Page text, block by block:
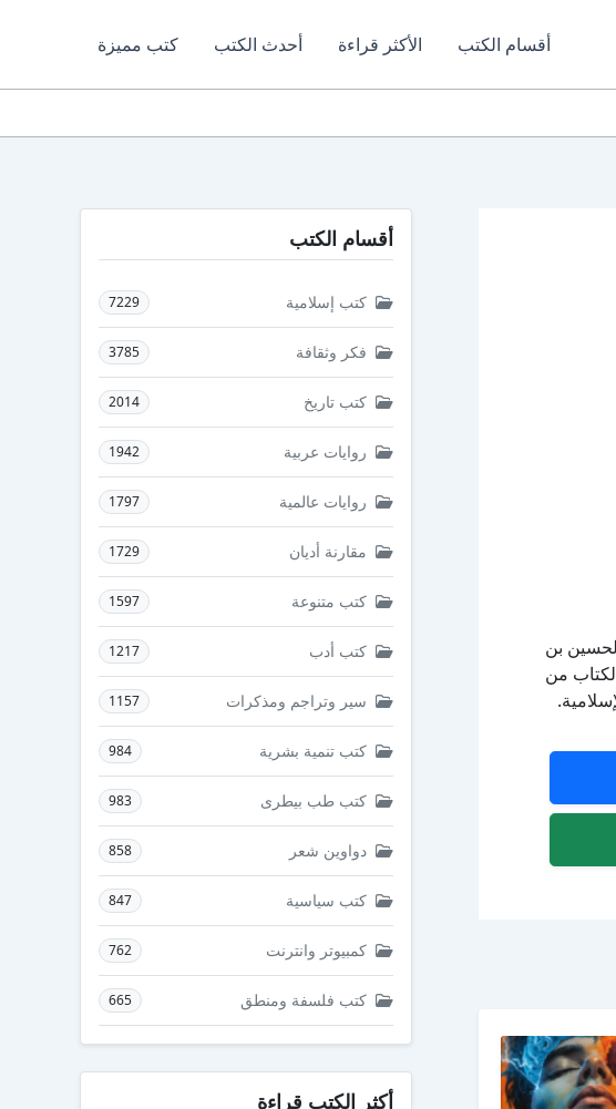
أقسام الكتب الأكثر قراءة أحدث الكتب كتب مميزة
بن
من
أقسام الكتب
كتب إسلامية 7229
فكر وثقافة 3785
كتب تاريخ 2014
روايات عربية 1942
روايات عالمية 1797
مقارنة أديان 1729
كتب متنوعة 1597
كتب أدب 1217
سير وتراجم ومذكرات 1157
كتب تنمية بشرية 984
كتب طب بيطرى 983
دواوين شعر 858
كتب سياسية 847
كمبيوتر وانترنت 762
كتب فلسفة ومنطق 665
أكثر الكتب قراءة